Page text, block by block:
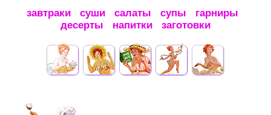
завтраки суши салаты супы
гарниры
десерты
напитки заготовки